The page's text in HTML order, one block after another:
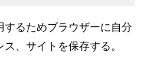
るためブラウザーに自分
、サイトを保存する。